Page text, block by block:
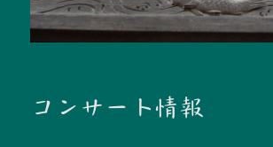
コンサート情報